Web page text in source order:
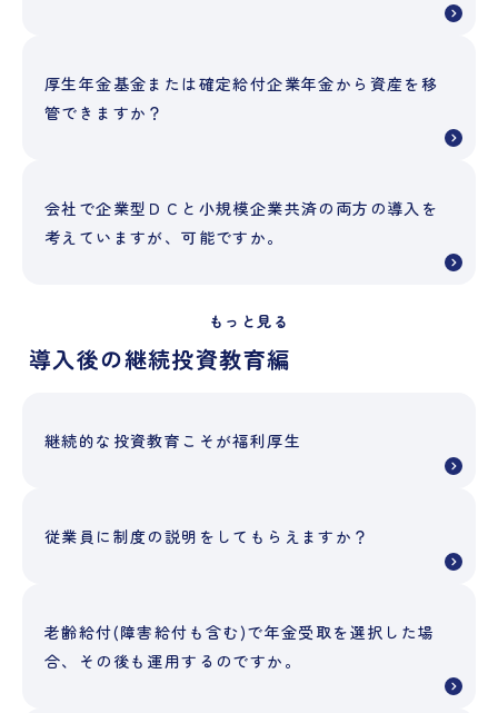
厚生年金基金または確定給付企業年金から資産を移
管できますか？
会社で企業型ＤＣと小規模企業共済の両方の導入を
考えていますが、可能ですか。
もっと見る
導入後の継続投資教育編
継続的な投資教育こそが福利厚生
従業員に制度の説明をしてもらえますか？
老齢給付(障害給付も含む)で年金受取を選択した場
合、その後も運用するのですか。